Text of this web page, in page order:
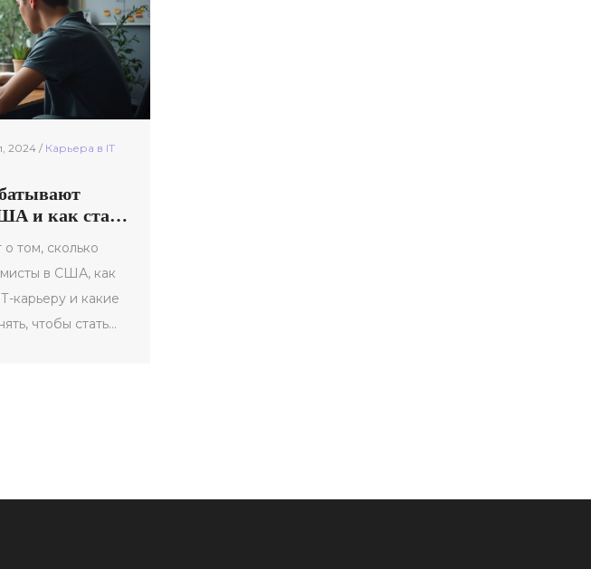
обучения. Эта
тем, кто
но
начать.
2024 / Карьерa в IT
и как стать
о том, сколько
в США, как
карьеру и какие
чтобы стать